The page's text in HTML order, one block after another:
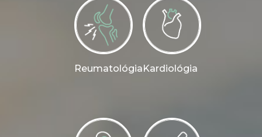
ReumatológiaKardiológia